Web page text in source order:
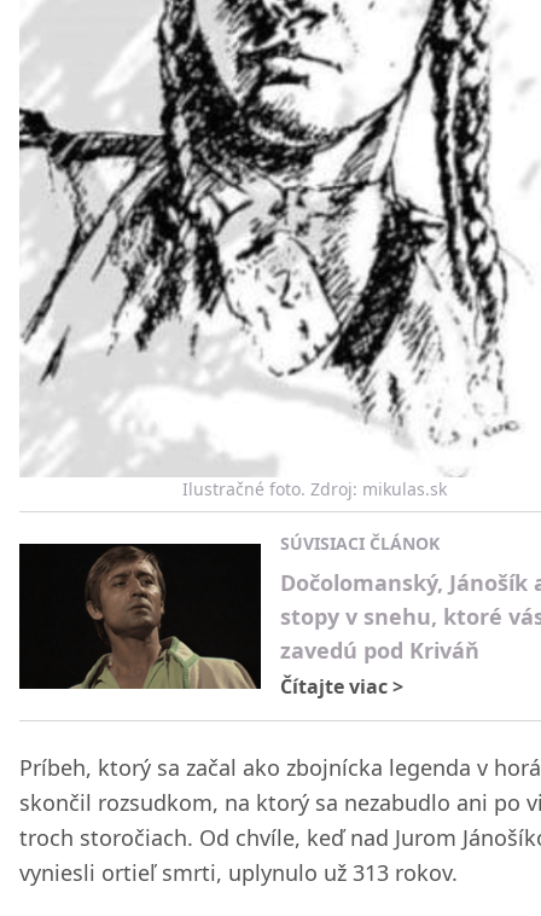
Ilustračné foto. Zdroj: mikulas.sk
SÚVISIACI ČLÁNOK
Dočolomanský, Jánošík
stopy v snehu, ktoré
zavedú pod Kriváň
Čítajte viac>
Príbeh, ktorý sa začal ako zbojnícka legenda v
skončil rozsudkom, na ktorý sa nezabudlo ani po
troch storočiach. Od chvíle, keď nad Jurom
vyniesli ortieľ smrti, uplynulo už 313 rokov.